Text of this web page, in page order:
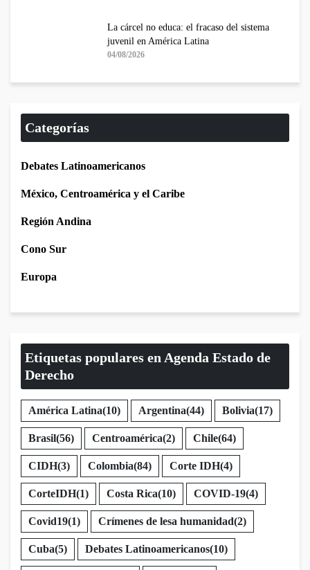
La cárcel no educa: el fracaso del sistema
juvenil en América Latina
04/08/2026
Categorías
Debates Latinoamericanos
México, Centroamérica y el Caribe
Región Andina
Cono Sur
Europa
Etiquetas populares en Agenda Estado de
Derecho
América Latina(10) Argentina(44) Bolivia(17)
Brasil(56) Centroamérica(2) Chile(64)
CIDH(3) Colombia(84) Corte IDH(4)
CorteIDH(1) Costa Rica(10) COVID-19(4)
Covid19(1) Crímenes de lesa humanidad(2)
Cuba(5) Debates Latinoamericanos(10)